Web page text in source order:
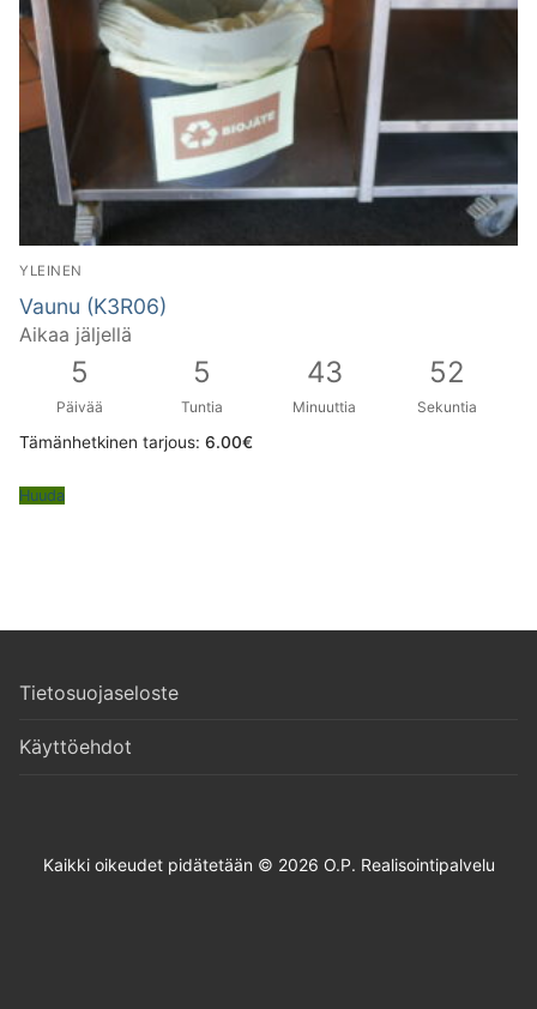
YLEINEN
Vaunu (K3R06)
Aikaa jäljellä
5
Päivää
5
Tuntia
43
Minuuttia
51
Sekuntia
Tämänhetkinen tarjous: 6.00€
Huuda
Tietosuojaseloste
Käyttöehdot
Kaikki oikeudet pidätetään © 2026 O.P. Realisointipalvelu